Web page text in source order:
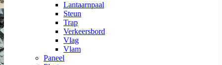
Lantaarnpaal
Steun
Trap
Verkeersbord
Vlag
Vlam
Paneel